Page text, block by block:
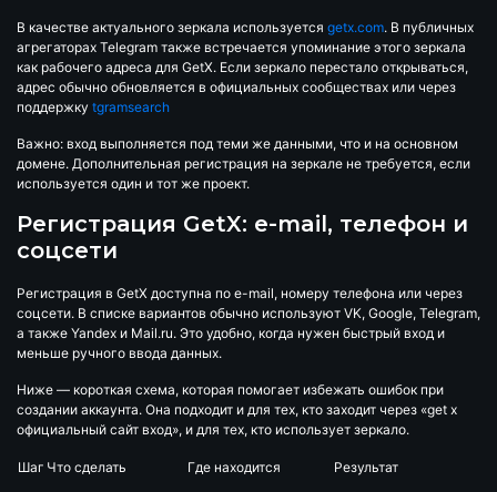
В качестве актуального зеркала используется getx.com. В публичных
агрегаторах Telegram также встречается упоминание этого зеркала
как рабочего адреса для GetX. Если зеркало перестало открываться,
адрес обычно обновляется в официальных сообществах или через
поддержку tgramsearch
Важно: вход выполняется под теми же данными, что и на основном
домене. Дополнительная регистрация на зеркале не требуется, если
используется один и тот же проект.
Регистрация GetX: e-mail, телефон и
соцсети
Регистрация в GetX доступна по e-mail, номеру телефона или через
соцсети. В списке вариантов обычно используют VK, Google, Telegram,
а также Yandex и Mail.ru. Это удобно, когда нужен быстрый вход и
меньше ручного ввода данных.
Ниже — короткая схема, которая помогает избежать ошибок при
создании аккаунта. Она подходит и для тех, кто заходит через «get x
официальный сайт вход», и для тех, кто использует зеркало.
Шаг Что сделать Где находится Результат